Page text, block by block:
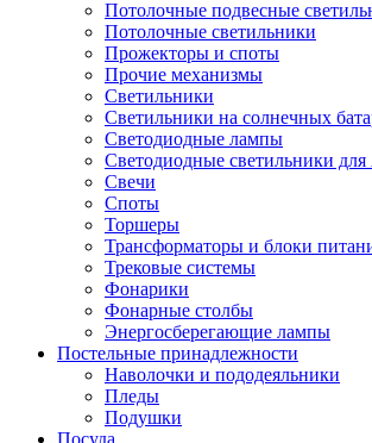
Потолочные подвесные
Потолочные светильники
Прожекторы и споты
Прочие механизмы
Светильники
Светильники на солнечных
Светодиодные лампы
Светодиодные светильники
Свечи
Споты
Торшеры
Трансформаторы и блоки
Трековые системы
Фонарики
Фонарные столбы
Энергосберегающие лампы
Постельные принадлежности
Наволочки и пододеяльники
Пледы
Подушки
Посуда